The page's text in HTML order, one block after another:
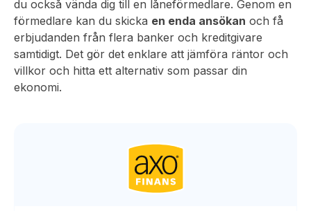
du också vända dig till en låneförmedlare. Genom en
förmedlare kan du skicka en enda ansökan och få
erbjudanden från flera banker och kreditgivare
samtidigt. Det gör det enklare att jämföra räntor och
villkor och hitta ett alternativ som passar din
ekonomi.